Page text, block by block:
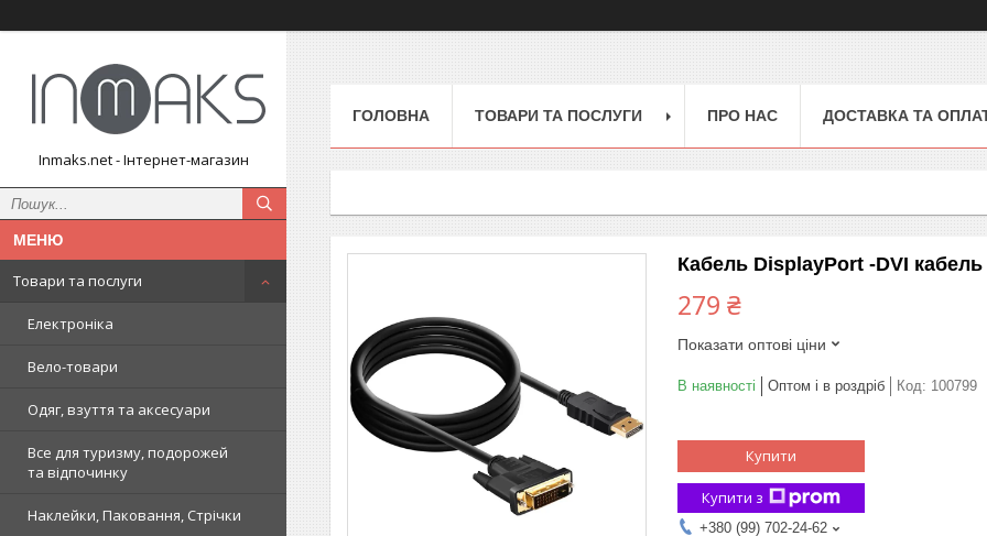
Inmaks.net - Інтернет-магазин
Товари та послуги
Електроніка
Вело-товари
Одяг, взуття та аксесуари
Все для туризму, подорожей
та відпочинку
Наклейки, Паковання, Стрічки
ГОЛОВНА ТОВАРИ ТА ПОСЛУГИ ПРО НАС ДОСТАВКА ТА
Кабель DisplayPort -DVI
279 ₴
Показати оптові ціни
В наявності Оптом і в роздріб Код: 100799
Купити
Купити з
+380 (99) 702-24-62